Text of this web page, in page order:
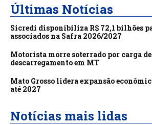
Últimas Notícias
Sicredi disponibiliza R$ 72,1 bilhões
associados na Safra 2026/2027
Motorista morre soterrado por carga
descarregamento em MT
Mato Grosso lidera expansão
até 2027
Notícias mais lidas